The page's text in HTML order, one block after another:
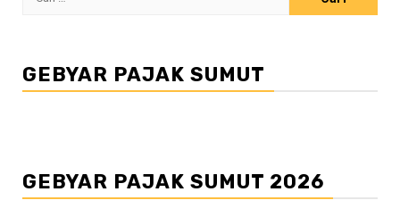
GEBYAR PAJAK SUMUT
GEBYAR PAJAK SUMUT 2026